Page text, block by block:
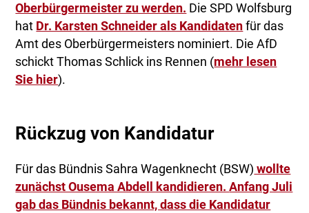
Oberbürgermeister zu werden. Die SPD Wolfsburg
hat Dr. Karsten Schneider als Kandidaten für das
Amt des Oberbürgermeisters nominiert. Die AfD
schickt Thomas Schlick ins Rennen (mehr lesen
Sie hier).
Rückzug von Kandidatur
Für das Bündnis Sahra Wagenknecht (BSW) wollte
zunächst Ousema Abdell kandidieren.Anfang Juli
gab das Bündnis bekannt, dass die Kandidatur